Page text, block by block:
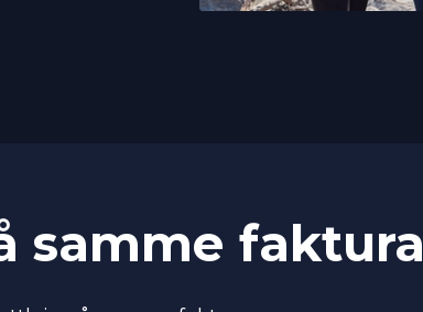
samme faktura